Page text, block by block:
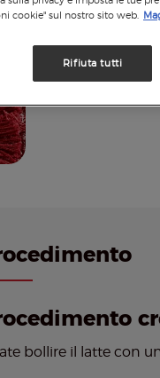
bollire il latte con
cookie" sul nostro sito web.
Rifiuta tutti